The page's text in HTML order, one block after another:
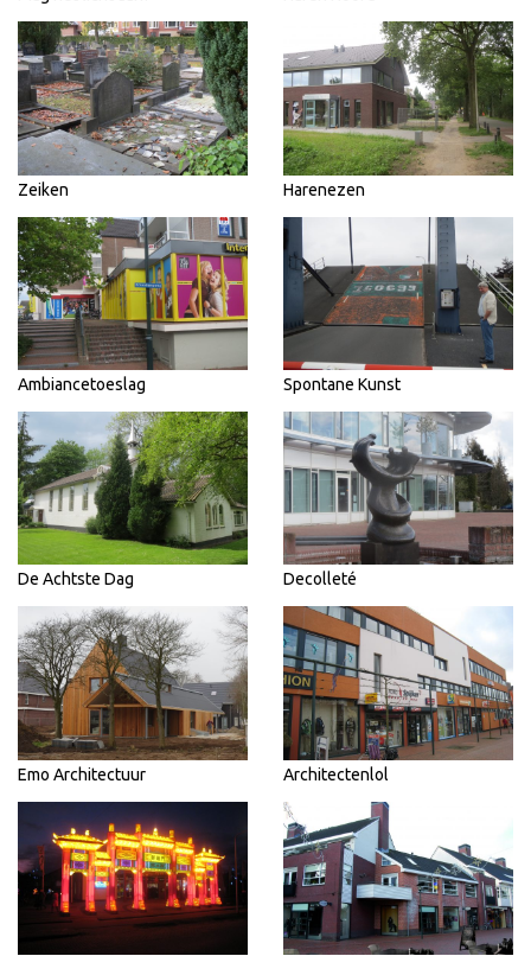
Zeiken Harenezen
Ambiancetoeslag Spontane Kunst
De Achtste Dag Decolleté
Emo Architectuur Architectenlol